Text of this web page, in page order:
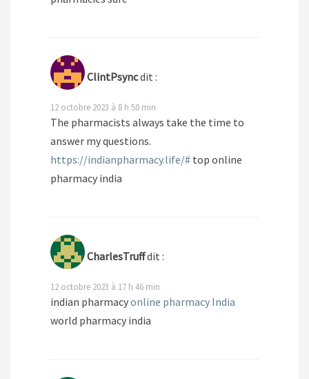
ClintPsyncdit :
12 octobre 2023 à 8 h 50 min
The pharmacists always take the time to
answer my questions.
https://indianpharmacy.life/# top online
pharmacy india
CharlesTruffdit :
12 octobre 2023 à 17 h 46 min
indian pharmacyonline pharmacy India
world pharmacy india